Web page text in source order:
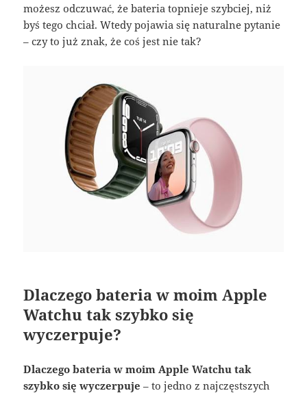
możesz odczuwać, że bateria topnieje szybciej, niż
byś tego chciał. Wtedy pojawia się naturalne pytanie
– czy to już znak, że coś jest nie tak?
Dlaczego bateria w moim Apple
Watchu tak szybko się
wyczerpuje?
Dlaczego bateria w moim Apple Watchu tak
szybko się wyczerpuje – to jedno z najczęstszych